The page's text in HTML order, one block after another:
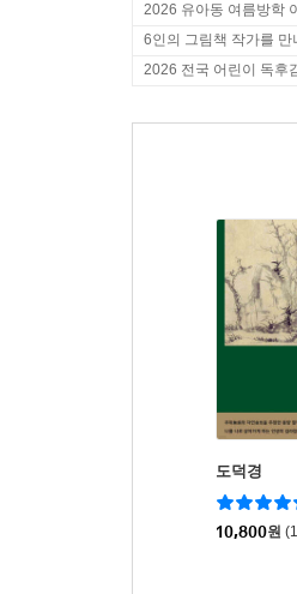
2026 유아동 여름방학
6인의 그림책 작가를 만
2026 전국 어린이 독후
도덕경
10,800원